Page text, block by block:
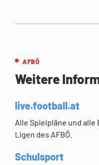
AFBÖ
Weitere
live.football.at
Alle Spielpläne und
Ligen des AFBÖ.
Schulsport